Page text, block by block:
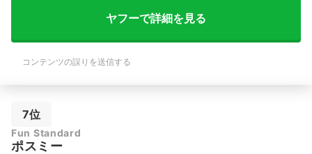
ヤフーで詳細を見る
コンテンツの誤りを送信する
7位
Fun Standard
ポスミー